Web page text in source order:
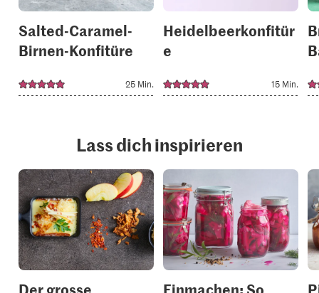
Salted-Caramel-
Birnen-Konfitüre
25 Min.
Heidelbeerkonfitür
e
15 Min.
Lass dich inspirieren
Der grosse
Einmachen: So